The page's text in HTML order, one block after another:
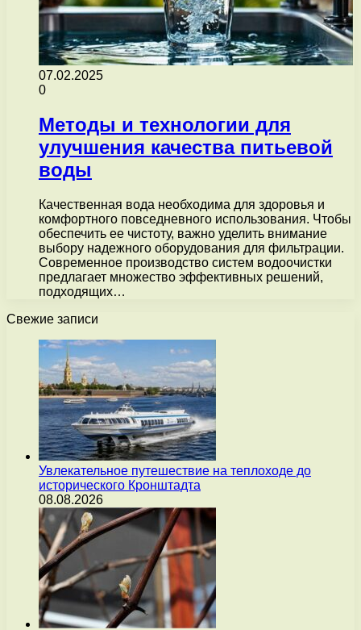
07.02.2025
0
Методы и технологии для
улучшения качества питьевой
воды
Качественная вода необходима для здоровья и
комфортного повседневного использования. Чтобы
обеспечить ее чистоту, важно уделить внимание
выбору надежного оборудования для фильтрации.
Современное производство систем водоочистки
предлагает множество эффективных решений,
подходящих…
Свежие записи
Увлекательное путешествие на теплоходе до
исторического Кронштадта
08.08.2026